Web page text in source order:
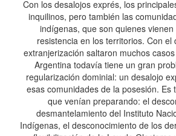
Con los desalojos exprés, los
inquilinos, pero también las
indígenas, que son quienes
resistencia en los territorios. Con el
extranjerización saltaron muchos
Argentina todavía tiene un gran
regularización dominial: un desalojo
esas comunidades de la posesión. Es
que venían preparando: el
desmantelamiento del Instituto
Indígenas, el desconocimiento de los